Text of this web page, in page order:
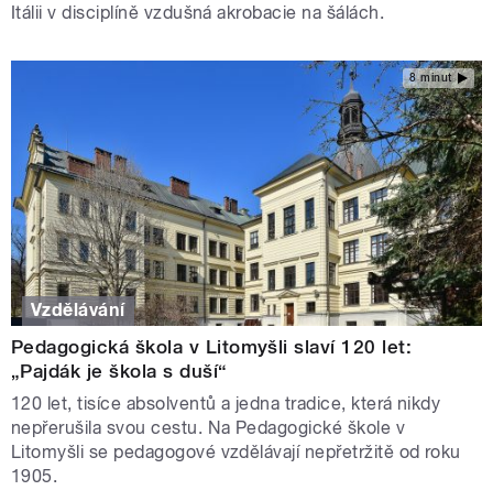
Itálii v disciplíně vzdušná akrobacie na šálách.
8 minut
Vzdělávání
Pedagogická škola v Litomyšli slaví 120 let:
„Pajdák je škola s duší“
120 let, tisíce absolventů a jedna tradice, která nikdy
nepřerušila svou cestu. Na Pedagogické škole v
Litomyšli se pedagogové vzdělávají nepřetržitě od roku
1905.